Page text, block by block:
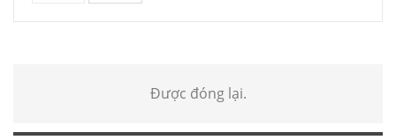
Được đóng lại.